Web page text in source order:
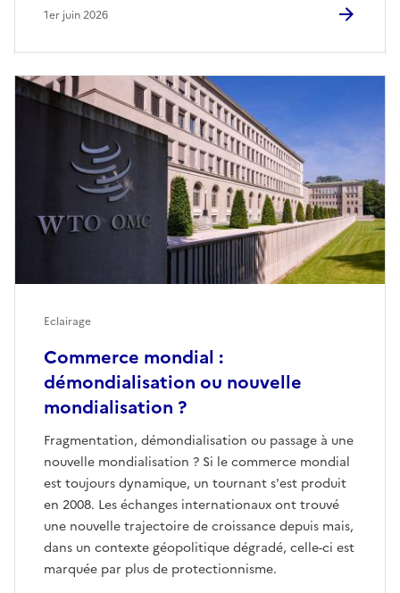
1er juin 2026
Commerce mondial :
démondialisation ou nouvelle
mondialisation ?
Fragmentation, démondialisation ou passage à une
nouvelle mondialisation ? Si le commerce mondial
est toujours dynamique, un tournant s'est produit
en 2008. Les échanges internationaux ont trouvé
une nouvelle trajectoire de croissance depuis mais,
dans un contexte géopolitique dégradé, celle-ci est
marquée par plus de protectionnisme.
Eclairage